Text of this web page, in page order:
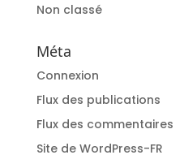
Non classé
Méta
Connexion
Flux des publications
Flux des commentaires
Site de WordPress-FR